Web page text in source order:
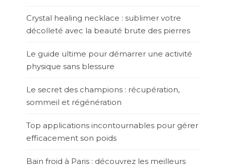
Crystal healing necklace : sublimer votre
décolleté avec la beauté brute des pierres
Le guide ultime pour démarrer une activité
physique sans blessure
Le secret des champions : récupération,
sommeil et régénération
Top applications incontournables pour gérer
efficacement son poids
Bain froid à Paris : découvrez les meilleurs